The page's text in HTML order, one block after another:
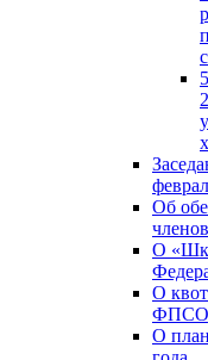
Об
О
О
ФПСО,
О